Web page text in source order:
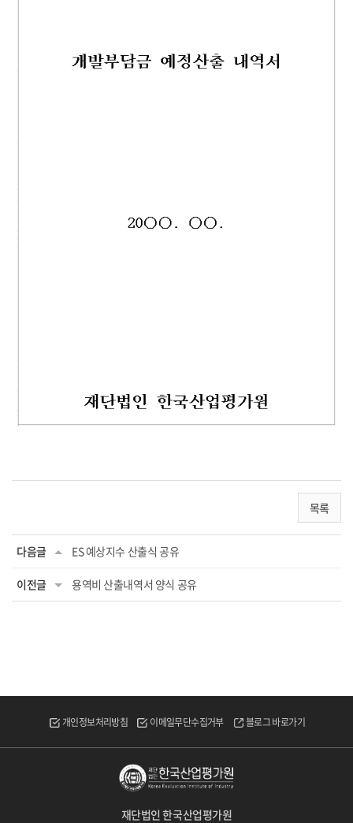
목록
다음글 ES 예상지수 산출식 공유
이전글 용역비 산출내역서 양식 공유
개인정보처리방침 이메일무단수집거부 블로그 바로가기
재단법인 한국산업평가원